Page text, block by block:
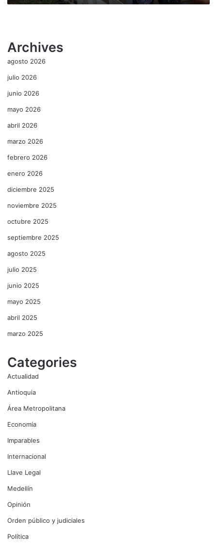
VIS
Archives
agosto 2026
julio 2026
junio 2026
mayo 2026
abril 2026
marzo 2026
febrero 2026
enero 2026
diciembre 2025
noviembre 2025
octubre 2025
septiembre 2025
agosto 2025
julio 2025
junio 2025
mayo 2025
abril 2025
marzo 2025
Categories
Actualidad
Antioquia
Área Metropolitana
Economía
Imparables
Internacional
Llave Legal
Medellín
Opinión
Orden público y judiciales
Política